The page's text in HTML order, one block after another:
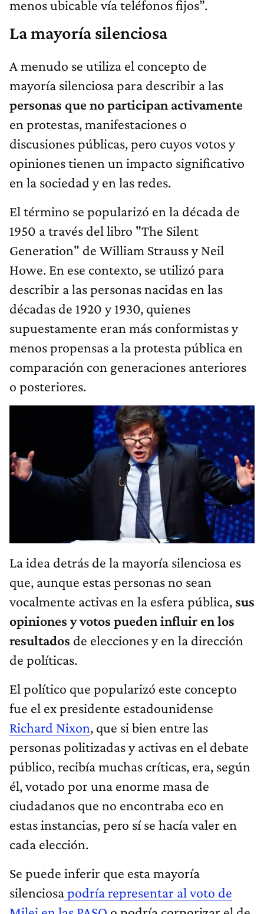
menos ubicable vía teléfonos fijos”.
La mayoría silenciosa
A menudo se utiliza el concepto de
mayoría silenciosa para describir a las
personas que no participan activamente
en protestas, manifestaciones o
discusiones públicas, pero cuyos votos y
opiniones tienen un impacto significativo
en la sociedad y en las redes.
El término se popularizó en la década de
1950 a través del libro "The Silent
Generation" de William Strauss y Neil
Howe. En ese contexto, se utilizó para
describir a las personas nacidas en las
décadas de 1920 y 1930, quienes
supuestamente eran más conformistas y
menos propensas a la protesta pública en
comparación con generaciones anteriores
o posteriores.
La idea detrás de la mayoría silenciosa es
que, aunque estas personas no sean
vocalmente activas en la esfera pública, sus
opiniones y votos pueden influir en los
resultados de elecciones y en la dirección
de políticas.
El político que popularizó este concepto
fue el ex presidente estadounidense
Richard Nixon, que si bien entre las
personas politizadas y activas en el debate
público, recibía muchas críticas, era, según
él, votado por una enorme masa de
ciudadanos que no encontraba eco en
estas instancias, pero sí se hacía valer en
cada elección.
Se puede inferir que esta mayoría
silenciosapodría representar al voto de